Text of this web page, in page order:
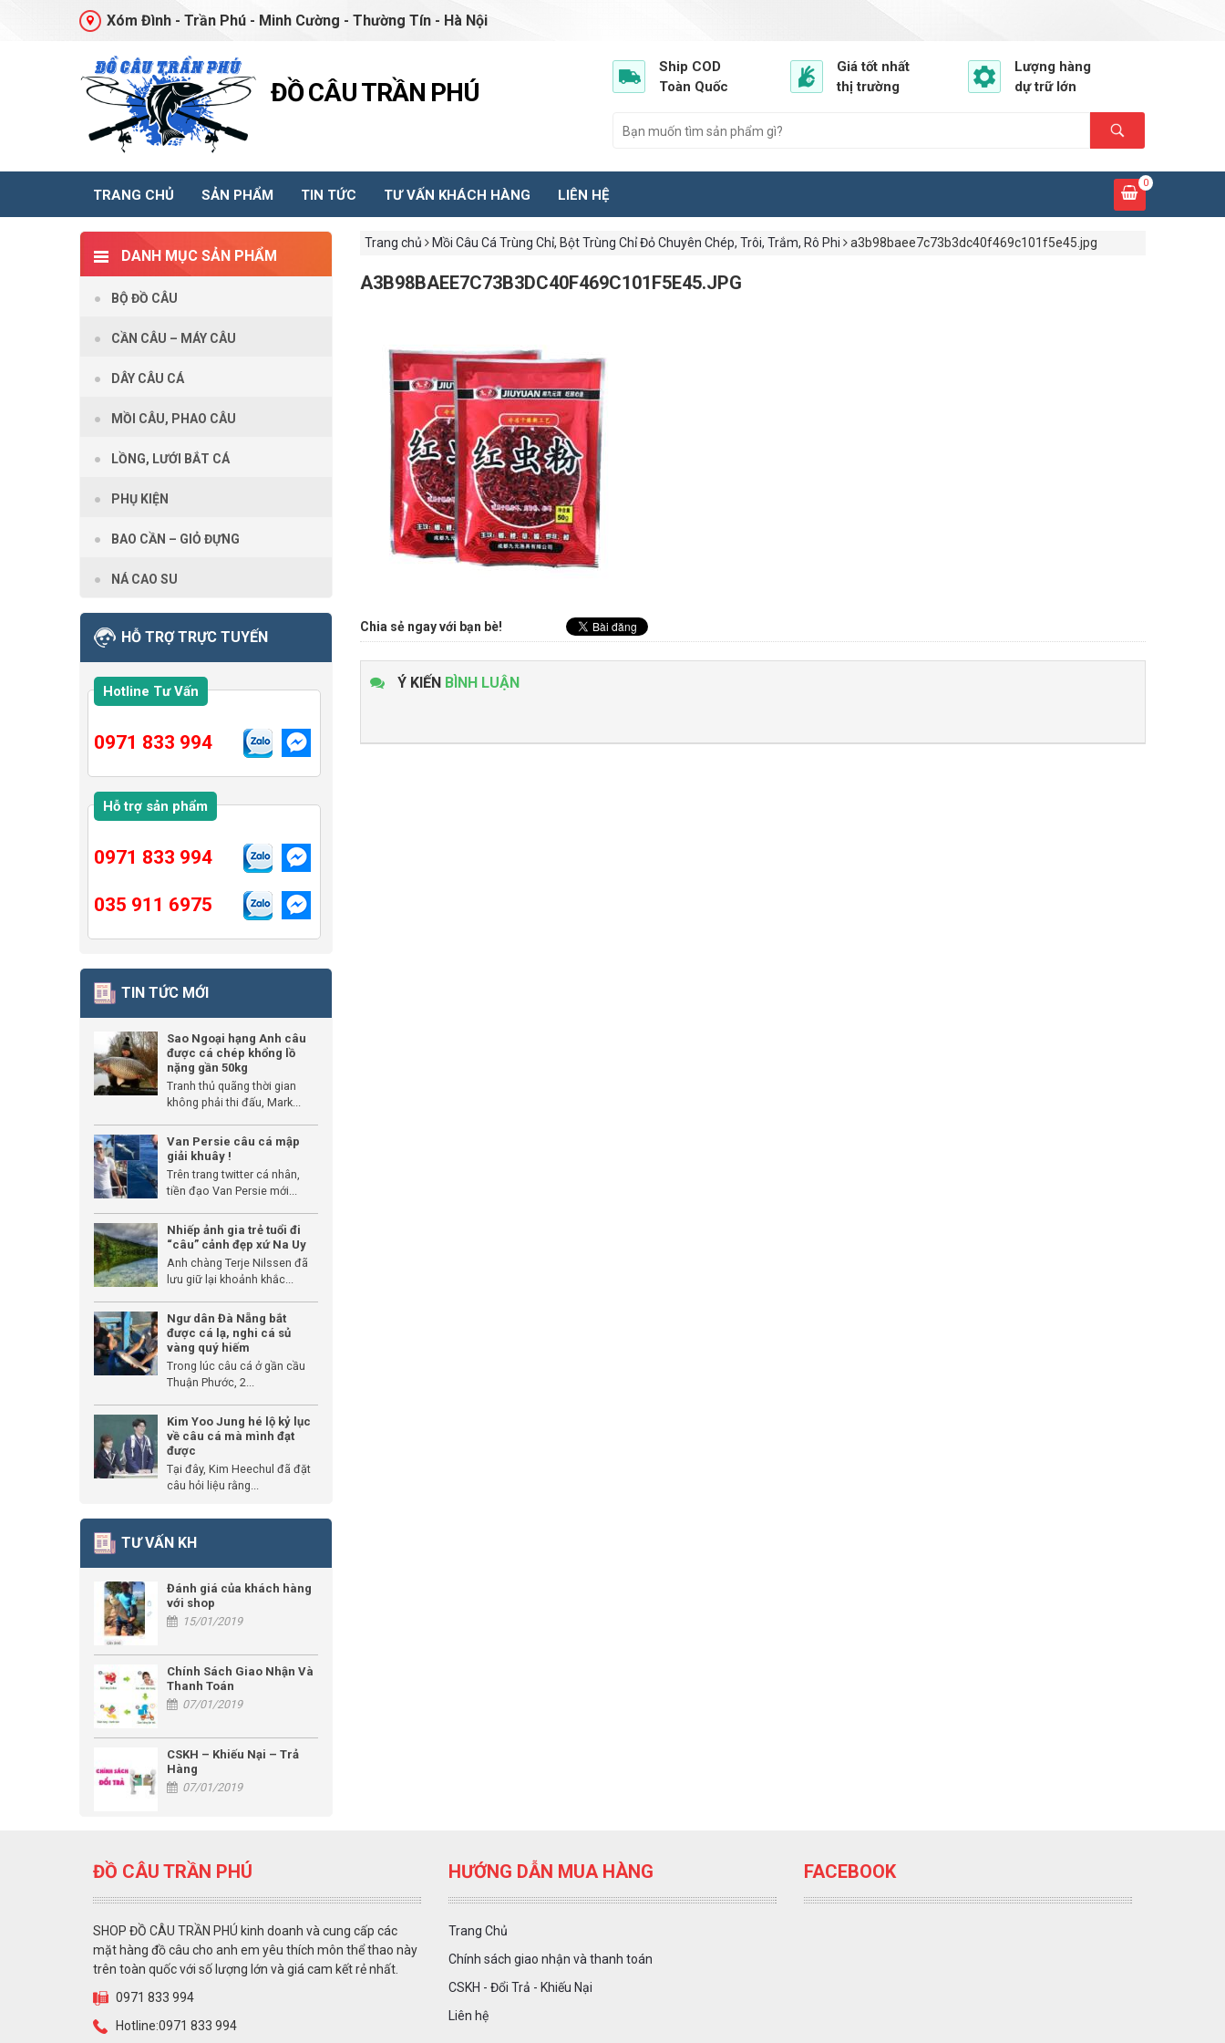
Xóm Đình - Trần Phú - Minh Cường - Thường Tín - Hà Nội
ĐỒ CÂU TRẦN PHÚ
Ship COD
Toàn Quốc
Giá tốt nhất
thị trường
Lượng hàng
dự trữ lớn
TRANG CHỦ SẢN PHẨM TIN TỨC TƯ VẤN KHÁCH HÀNG LIÊN HỆ
0
Trang chủ Mồi Câu Cá Trùng Chỉ, Bột Trùng Chỉ Đỏ Chuyên Chép, Trôi, Trắm, Rô Phi a3b98baee7c73b3dc40f469c101f5e45.jpg
A3B98BAEE7C73B3DC40F469C101F5E45.JPG
Chia sẻ ngay với bạn bè!
Ý KIẾN BÌNH LUẬN
DANH MỤC SẢN PHẨM
BỘ ĐỒ CÂU
CẦN CÂU – MÁY CÂU
DÂY CÂU CÁ
MỒI CÂU, PHAO CÂU
LỒNG, LƯỚI BẮT CÁ
PHỤ KIỆN
BAO CẦN – GIỎ ĐỰNG
NÁ CAO SU
HỖ TRỢ TRỰC TUYẾN
Hotline Tư Vấn
0971 833 994
Hỗ trợ sản phẩm
0971 833 994
035 911 6975
TIN TỨC MỚI
Sao Ngoại hạng Anh câu
được cá chép khổng lồ
nặng gần 50kg
Tranh thủ quãng thời gian
không phải thi đấu, Mark...
Van Persie câu cá mập
giải khuây !
Trên trang twitter cá nhân,
tiền đạo Van Persie mới...
Nhiếp ảnh gia trẻ tuổi đi
“câu” cảnh đẹp xứ Na Uy
Anh chàng Terje Nilssen đã
lưu giữ lại khoảnh khắc...
Ngư dân Đà Nẵng bắt
được cá lạ, nghi cá sủ
vàng quý hiếm
Trong lúc câu cá ở gần cầu
Thuận Phước, 2...
Kim Yoo Jung hé lộ kỷ lục
về câu cá mà mình đạt
được
Tại đây, Kim Heechul đã đặt
câu hỏi liệu rằng...
TƯ VẤN KH
Đánh giá của khách hàng
với shop
15/01/2019
Chính Sách Giao Nhận Và
Thanh Toán
07/01/2019
CSKH – Khiếu Nại – Trả
Hàng
07/01/2019
ĐỒ CÂU TRẦN PHÚ
SHOP ĐỒ CÂU TRẦN PHÚ kinh doanh và cung cấp các
mặt hàng đồ câu cho anh em yêu thích môn thể thao này
trên toàn quốc với số lượng lớn và giá cam kết rẻ nhất.
0971 833 994
Hotline:0971 833 994
HƯỚNG DẪN MUA HÀNG
Trang Chủ
Chính sách giao nhận và thanh toán
CSKH - Đổi Trả - Khiếu Nại
Liên hệ
FACEBOOK